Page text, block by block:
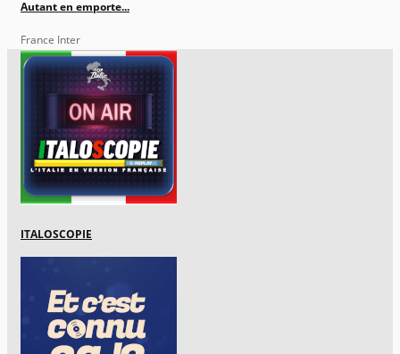
Autant en emporte...
France Inter
ITALOSCOPIE